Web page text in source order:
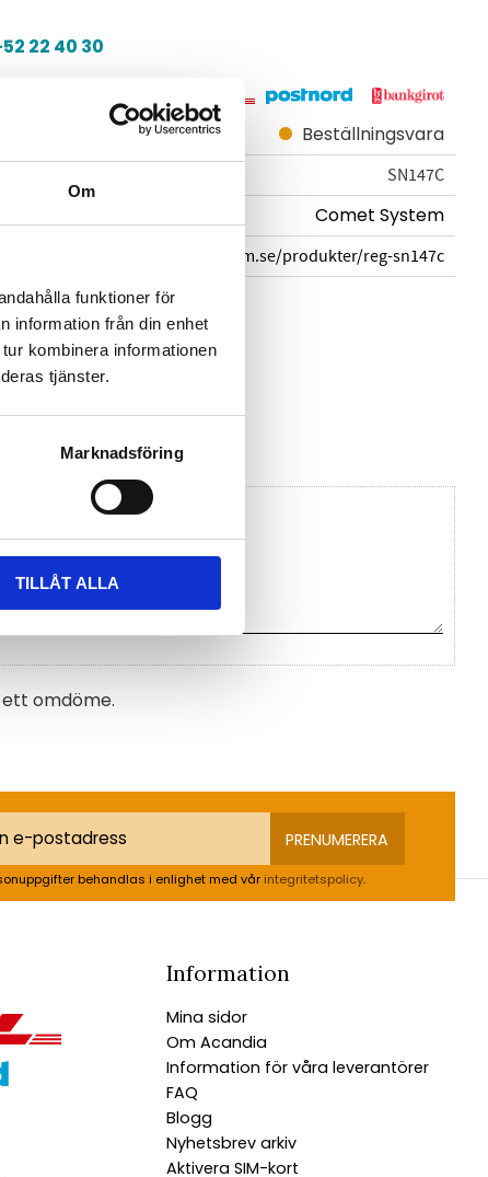
Om
funktioner för
information från din enhet
kombinera informationen
tjänster.
Marknadsföring
TILLÅT ALLA
22 40 30
Beställningsvara
SN147C
Comet System
cometsystem.se/produkter/reg-sn147c
System
omdöme.
PRENUMERERA
behandlas i enlighet med vår integritetspolicy.
Information
Mina sidor
Om Acandia
Information för våra leverantörer
FAQ
Blogg
Nyhetsbrev arkiv
Aktivera SIM-kort